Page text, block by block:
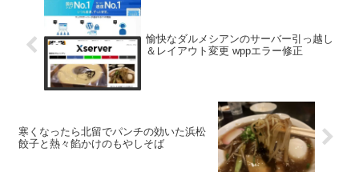
愉快なダルメシアンのサーバー引っ越し
＆レイアウト変更 wppエラー修正
寒くなったら北留でパンチの効いた浜松
餃子と熱々餡かけのもやしそば